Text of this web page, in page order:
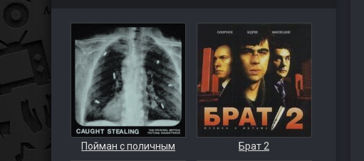
Пойман с поличным Брат 2